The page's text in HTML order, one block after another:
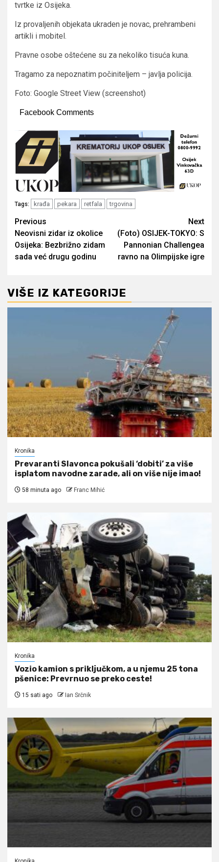
tvrtke iz Osijeka.
Iz provaljenih objekata ukraden je novac, prehrambeni
artikli i mobitel.
Pravne osobe oštećene su za nekoliko tisuća kuna.
Tragamo za nepoznatim počiniteljem – javlja policija.
Foto: Google Street View (screenshot)
Facebook Comments
Tags: krađa pekara retfala trgovina
Post
navigation
Previous
Neovisni zidar iz okolice
Osijeka: Bezbrižno zidam
sada već drugu godinu
Next
(Foto) OSIJEK-TOKYO: S
Pannonian Challengea
ravno na Olimpijske igre
VIŠE IZ KATEGORIJE
Kronika
Prevaranti Slavonca pokušali ‘dobiti’ za više
isplatom navodne zarade, ali on više nije imao!
58 minuta ago Franc Mihić
Kronika
Vozio kamion s priključkom, a u njemu 25 tona
pšenice: Prevrnuo se preko ceste!
15 sati ago Ian Srčnik